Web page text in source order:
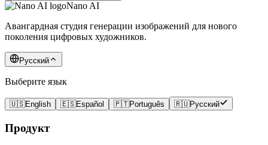
Nano AI
Авангардная студия генерации изображений для нового
поколения цифровых художников.
Русский
Выберите язык
🇺🇸English 🇪🇸Español 🇵🇹Português 🇷🇺Русский
Продукт